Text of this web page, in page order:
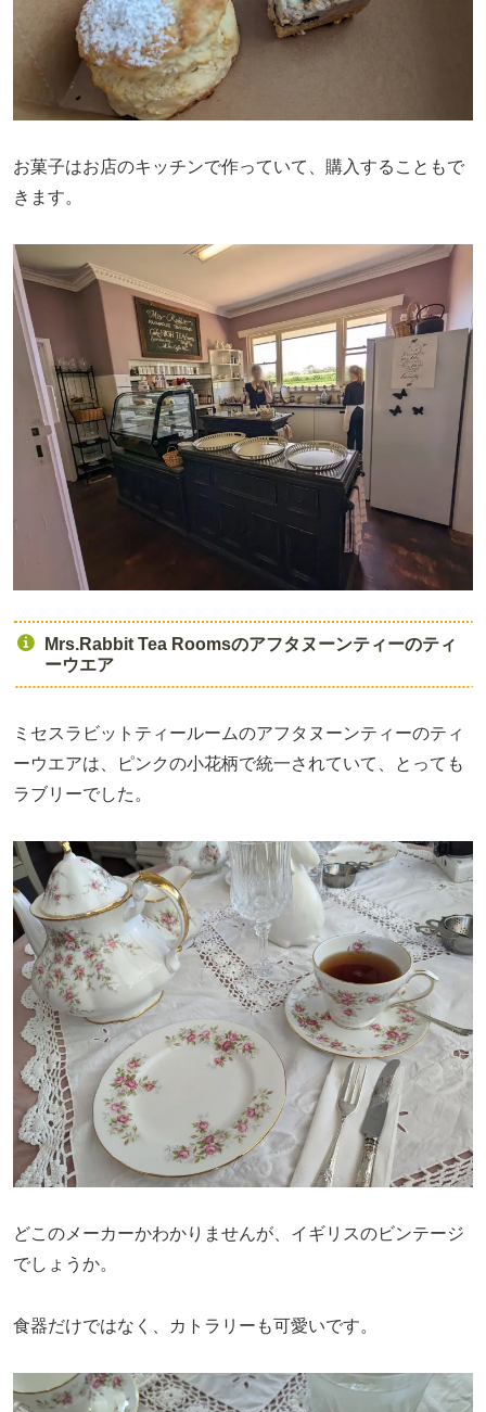
お菓子はお店のキッチンで作っていて、購入することもで
きます。
Mrs.Rabbit Tea Roomsのアフタヌーンティーのティ
ーウエア
ミセスラビットティールームのアフタヌーンティーのティ
ーウエアは、ピンクの小花柄で統一されていて、とっても
ラブリーでした。
どこのメーカーかわかりませんが、イギリスのビンテージ
でしょうか。
食器だけではなく、カトラリーも可愛いです。